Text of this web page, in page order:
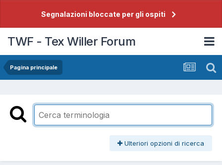
Segnalazioni bloccate per gli ospiti
TWF - Tex Willer Forum
Pagina principale
Ulteriori opzioni di ricerca